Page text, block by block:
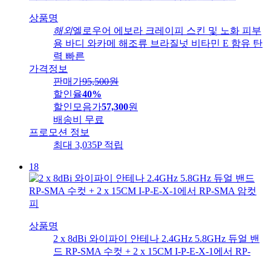
상품명
해외엘로우어 에보라 크레이피 스킨 및 노화 피부
용 바디 와카메 해조류 브라질넛 비타민 E 함유 탄
력 빠른
가격정보
판매가95,500원
할인율40%
할인모음가57,300원
배송비
무료
프로모션 정보
최대 3,035P 적립
18
상품명
2 x 8dBi 와이파이 안테나 2.4GHz 5.8GHz 듀얼 밴
드 RP-SMA 수컷 + 2 x 15CM I-P-E-X-1에서 RP-